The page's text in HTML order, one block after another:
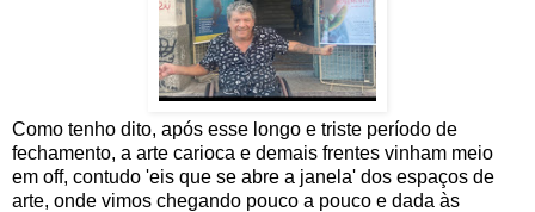
Como tenho dito, após esse longo e triste período de
fechamento, a arte carioca e demais frentes vinham meio
em off, contudo 'eis que se abre a janela' dos espaços de
arte, onde vimos chegando pouco a pouco e dada às